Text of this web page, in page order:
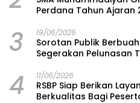
Perdana Tahun Ajaran
3 19/06/2026
Sorotan Publik
Segerakan Pelunasan
4 11/06/2026
RSBP Siap Berikan
Berkualitas Bagi